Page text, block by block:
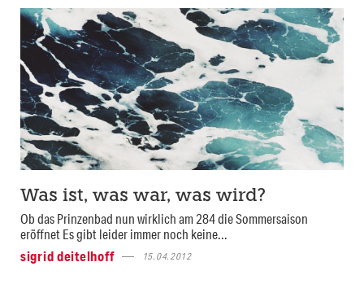
Was ist, was war, was wird?
Ob das Prinzenbad nun wirklich am 284 die Sommersaison
eröffnet Es gibt leider immer noch keine...
sigrid deitelhoff
15.04.2012